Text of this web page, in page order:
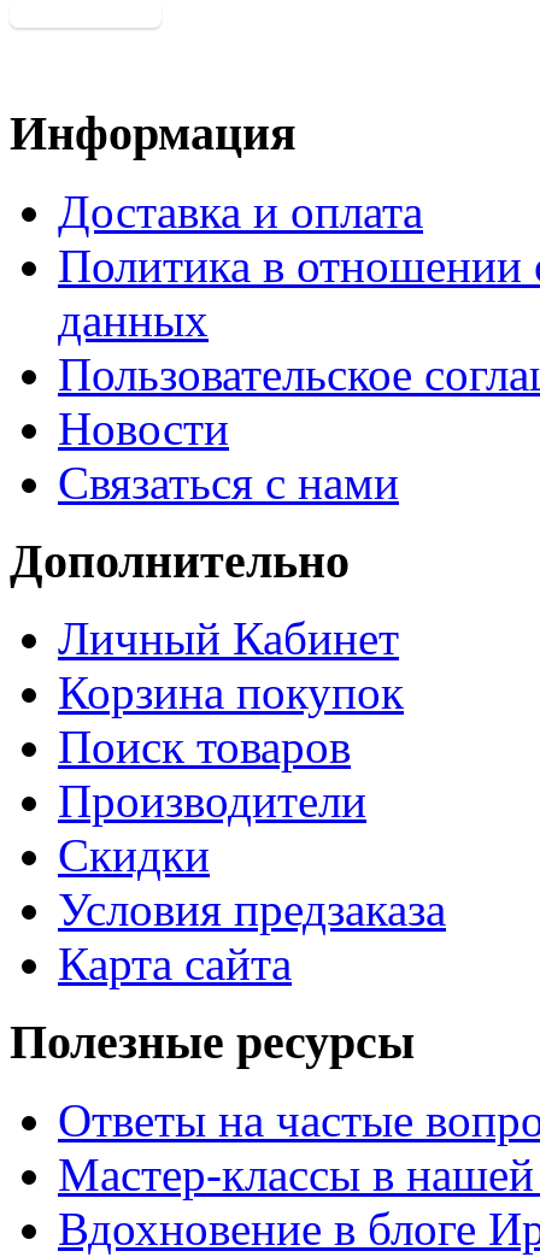
Информация
Доставка и оплата
Политика в отношении
данных
Пользовательское
Новости
Связаться с нами
Дополнительно
Личный Кабинет
Корзина покупок
Поиск товаров
Производители
Скидки
Условия предзаказа
Карта сайта
Полезные ресурсы
Ответы на частые
Мастер-классы в нашей
Вдохновение в блоге